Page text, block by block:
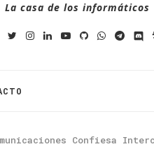
La casa de los informáticos
Confiesa